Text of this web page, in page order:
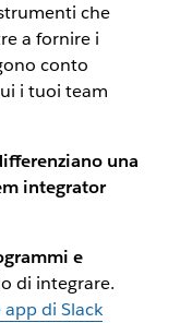
che
a fornire i
conto
i tuoi team
una
integrator
e
di integrare.
di Slack